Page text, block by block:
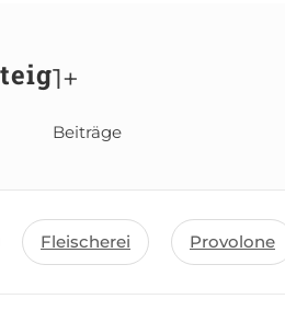
1+
Beiträge
Fleischerei Provolone